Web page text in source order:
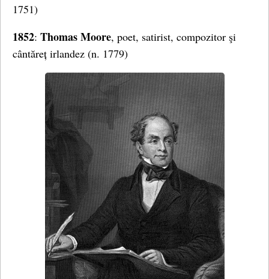
1751)
1852: Thomas Moore, poet, satirist, compozitor şi
cântăreț irlandez (n. 1779)